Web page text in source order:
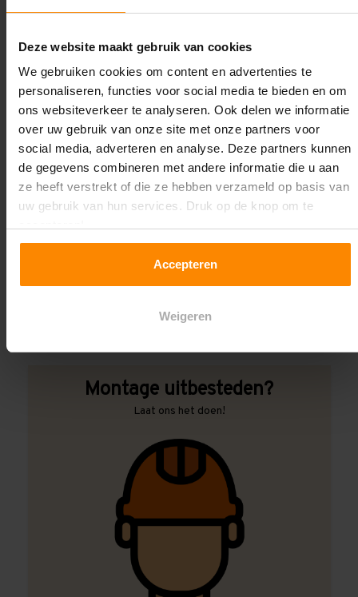
Deze website maakt gebruik van cookies
We gebruiken cookies om content en advertenties te
personaliseren, functies voor social media te bieden en om
ons websiteverkeer te analyseren. Ook delen we informatie
over uw gebruik van onze site met onze partners voor
social media, adverteren en analyse. Deze partners kunnen
de gegevens combineren met andere informatie die u aan
ze heeft verstrekt of die ze hebben verzameld op basis van
uw gebruik van hun services. Druk op de knop om te
Accepteren
Weigeren
Oplossing op maat nodig?
Wij kunnen je helpen!
draagkrachten? Speciale uitvoeringen? Onze
experts werken het graag uit! Maatwerk is onze
Contact met specialist
Montage uitbesteden?
Laat ons het doen!